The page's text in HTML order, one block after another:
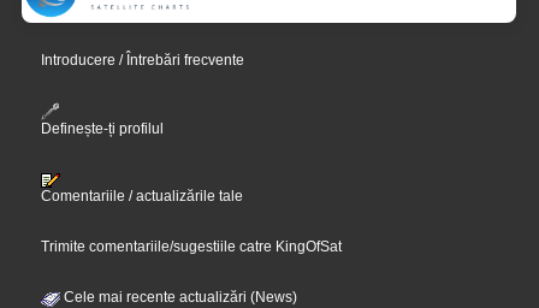
Introducere / Întrebări frecvente
Definește-ți profilul
Comentariile / actualizările tale
Trimite comentariile/sugestiile catre KingOfSat
Cele mai recente actualizări (News)